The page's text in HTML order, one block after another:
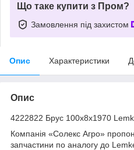
Що таке купити з Пром?
Замовлення під захистом
Опис Характеристики
Опис
4222822 Брус 100x8x1970
Компанія «Солекс Агро»
запчастини по аналогу до